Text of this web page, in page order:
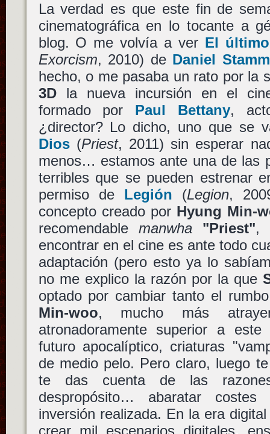
La verdad es que este fin de
cinematográfica en lo tocante a
blog. O me volvía a ver El
Exorcism, 2010) de Daniel Stamm
hecho, o me pasaba un rato por la
3Dla nueva incursión en el
formado por Paul Bettany,
¿director? Lo dicho, uno que se
Dios(Priest, 2011) sin esperar
menos… estamos ante una de las
terribles que se pueden estrenar
permiso de Legión (Legion,
concepto creado por Hyung Min-
recomendable manwha "Priest",
encontrar en el cine es ante todo
adaptación (pero esto ya lo
no me explico la razón por la que
optado por cambiar tanto el
Min-woo, mucho más
atronadoramente superior a
futuro apocalíptico, criaturas
de medio pelo. Pero claro, luego
te das cuenta de las
despropósito… abaratar
inversión realizada. En la era